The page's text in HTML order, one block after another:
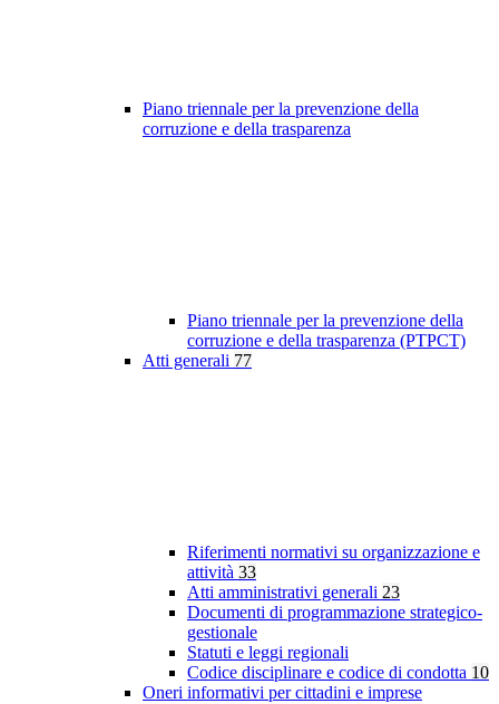
Piano triennale per la prevenzione della
corruzione e della trasparenza
Piano triennale per la prevenzione della
corruzione e della trasparenza (PTPCT)
Atti generali 77
Riferimenti normativi su organizzazione e
attività 33
Atti amministrativi generali 23
Documenti di programmazione strategico-
gestionale
Statuti e leggi regionali
Codice disciplinare e codice di condotta 10
Oneri informativi per cittadini e imprese